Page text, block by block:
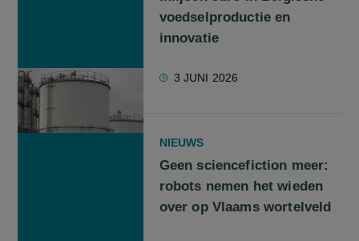
voedselproductie en
innovatie
3 JUNI 2026
NIEUWS
Geen sciencefiction meer:
robots nemen het wieden
over op Vlaams wortelveld